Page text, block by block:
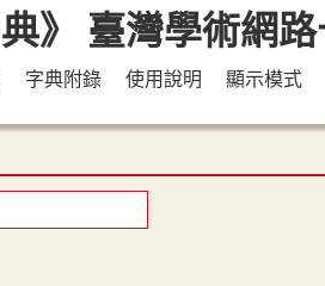
字典附錄 使用說明 顯示模式